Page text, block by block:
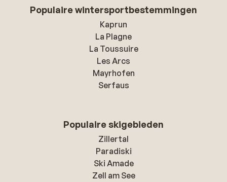
Populaire wintersportbestemmingen
Kaprun
La Plagne
La Toussuire
Les Arcs
Mayrhofen
Serfaus
Populaire skigebieden
Zillertal
Paradiski
Ski Amade
Zell am See